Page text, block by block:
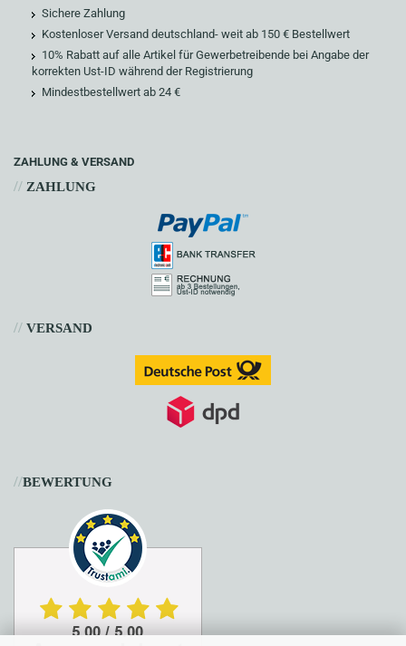
Sichere Zahlung
Kostenloser Versand deutschland- weit ab 150 € Bestellwert
10% Rabatt auf alle Artikel für Gewerbetreibende bei Angabe der
korrekten Ust-ID während der Registrierung
Mindestbestellwert ab 24 €
ZAHLUNG & VERSAND
// ZAHLUNG
// VERSAND
//BEWERTUNG